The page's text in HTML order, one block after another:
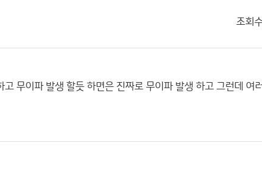
조회
무이파 발생 할듯 하면은 진짜로 무이파 발생 하고 그런데 여